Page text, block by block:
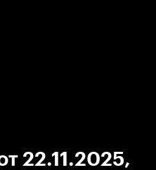
22.11.2025,